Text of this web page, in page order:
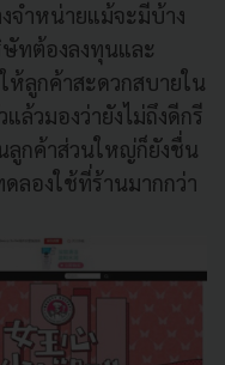
จำหน่ายแม้จะมีบ้าง
ทต้องลงทุนและ
ห้ลูกค้าสะดวกสบายใน
ล้วมองว่ายังไม่ถึงดีกรี
ลูกค้าส่วนใหญ่ก็ยังชื่น
ลองใช้ที่ร้านมากกว่า